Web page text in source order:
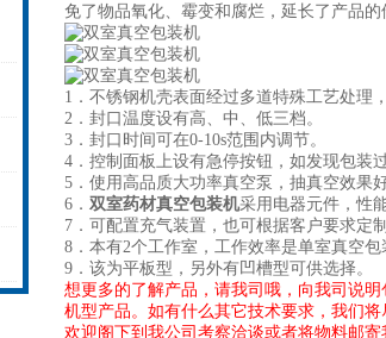
免了物品氧化、霉变和腐烂，延长了产品的
1．不锈钢机壳表面经过多道特殊工艺处理
2．封口温度设有高、中、低三档。
3．封口时间可在0-10s范围内调节。
4．控制面板上设有急停按钮，如发现包装
5．使用高品质大功率真空泵，抽真空效果好
6． 双室药材真空包装机采用电器元件，性
7．可配置充气装置，也可根据客户要求定
8．本有2个工作室，工作效率是单室真空包
9．该为平板型，另外有凹槽型可供选择。
想更多的了解产品，请我司哦，向我司说
机型产品。如有什么其它技术要求，我们
欢迎阁下到我公司考察洽谈或者将物料邮寄